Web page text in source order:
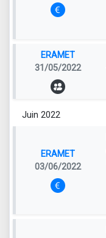
ERAMET
31/05/2022
Juin 2022
ERAMET
03/06/2022